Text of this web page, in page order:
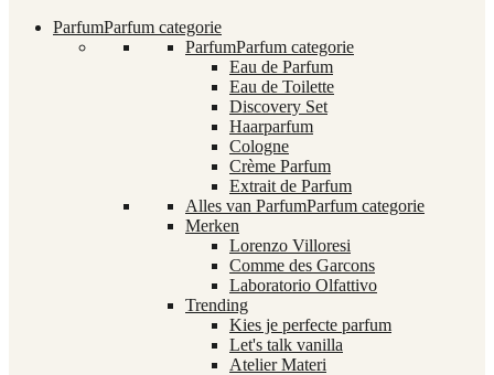
ParfumParfum categorie
ParfumParfum categorie
Eau de Parfum
Eau de Toilette
Discovery Set
Haarparfum
Cologne
Crème Parfum
Extrait de Parfum
Alles van ParfumParfum categorie
Merken
Lorenzo Villoresi
Comme des Garcons
Laboratorio Olfattivo
Trending
Kies je perfecte parfum
Let's talk vanilla
Atelier Materi